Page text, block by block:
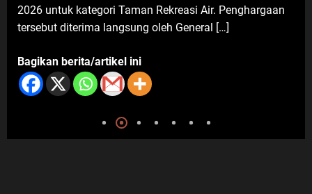
Air. Penghargaan
[…]
Gridea pada Sabtu (25/7/2026).
kuliner ini […]